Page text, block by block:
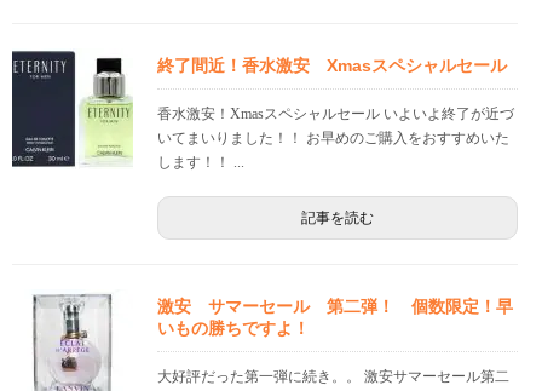
終了間近！香水激安 Xmasスペシャルセール
香水激安！Xmasスペシャルセール いよいよ終了が近づ
いてまいりました！！ お早めのご購入をおすすめいた
します！！ ...
記事を読む
激安 サマーセール 第二弾！ 個数限定！早
いもの勝ちですよ！
大好評だった第一弾に続き。。 激安サマーセール第二